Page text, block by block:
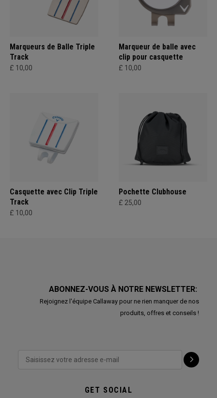
Marqueurs de Balle Triple
Track
£ 10,00
Marqueur de balle avec
clip pour casquette
£ 10,00
Casquette avec Clip Triple
Track
£ 10,00
Pochette Clubhouse
£ 25,00
ABONNEZ-VOUS À NOTRE NEWSLETTER:
Rejoignez l'équipe Callaway pour ne rien manquer de nos
produits, offres et conseils !
GET SOCIAL